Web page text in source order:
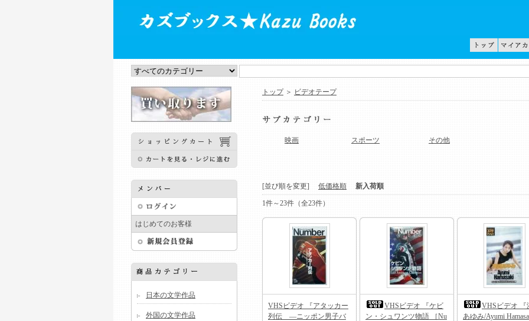
はじめてのお客様
日本の文学作品
外国の文学作品
トップ＞ ビデオテープ
映画 スポーツ その他
[並び順を変更] 低価格順 新入荷順
1件～23件（全23件）
VHSビデオ 『アタッカー
列伝 ―ニッポン男子バ
VHSビデオ 『ケビ
ン・シュワンツ物語 ［Nu
VHSビデオ 『
あゆみ/Ayumi